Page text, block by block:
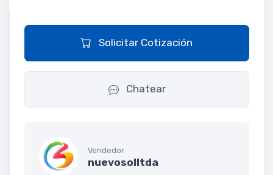
Solicitar Cotización
Chatear
Vendedor
nuevosolltda